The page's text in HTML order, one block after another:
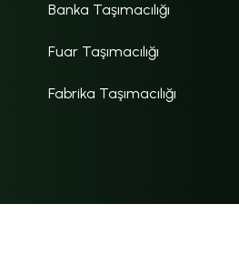
Banka Taşımacılığı
Fuar Taşımacılığı
Fabrika Taşımacılığı